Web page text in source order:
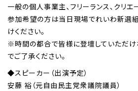
一般の個人事業主、フリーランス、クリエ
参加希望の方は当日現場でれいわ新選
けください。
※時間の都合で皆様に登壇していただけ
でご了承ください。
◆スピーカー（出演予定）
安藤 裕（元自由民主党衆議院議員）